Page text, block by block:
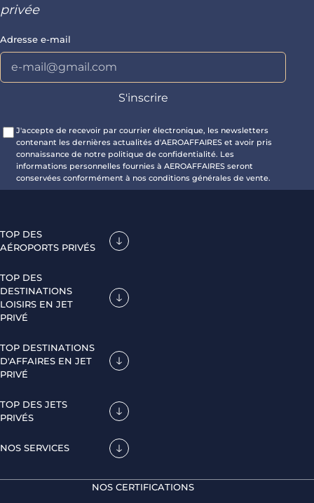
privée
Adresse e-mail
J'accepte de recevoir par courrier électronique, les newsletters
contenant les dernières actualités d'AEROAFFAIRES et avoir pris
connaissance de notre politique de confidentialité. Les
informations personnelles fournies à AEROAFFAIRES seront
conservées conformément à nos conditions générales de vente.
TOP DES
AÉROPORTS PRIVÉS
TOP DES
DESTINATIONS
LOISIRS EN JET
PRIVÉ
TOP DESTINATIONS
D'AFFAIRES EN JET
PRIVÉ
TOP DES JETS
PRIVÉS
NOS SERVICES
NOS CERTIFICATIONS